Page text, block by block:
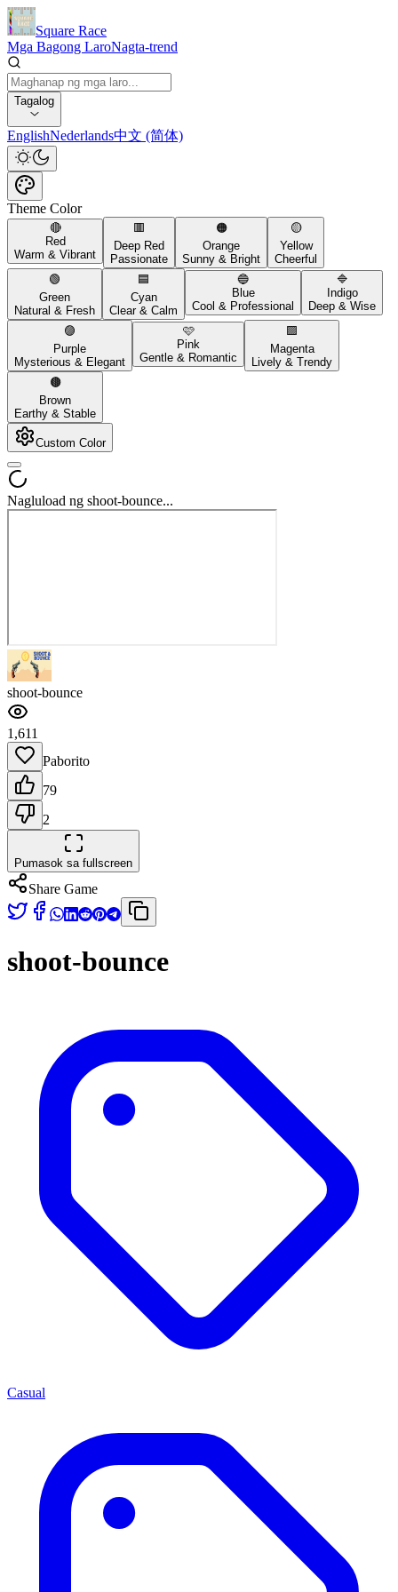
Square Race
Mga Bagong LaroNagta-trend
Tagalog
EnglishNederlands中文 (简体)
Theme Color
🔴
Red
Warm & Vibrant
🟥
Deep Red
Passionate
🟠
Orange
Sunny & Bright
🟡
Yellow
Cheerful
🟢
Green
Natural & Fresh
🟦
Cyan
Clear & Calm
🔵
Blue
Cool & Professional
🔷
Indigo
Deep & Wise
🟣
Purple
Mysterious & Elegant
🩷
Pink
Gentle & Romantic
🟪
Magenta
Lively & Trendy
🟤
Brown
Earthy & Stable
Custom Color
Nagluload ng shoot-bounce...
shoot-bounce
1,611
Paborito
79
2
Pumasok sa fullscreen
Share Game
shoot-bounce
Casual